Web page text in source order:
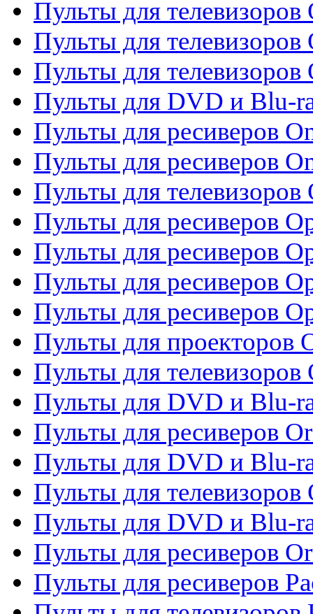
Пульты для телевизоров
Пульты для телевизоров
Пульты для телевизоров
Пульты для DVD и Blu-
Пульты для ресиверов
Пульты для ресиверов
Пульты для телевизоров
Пульты для ресиверов
Пульты для ресиверов
Пульты для ресиверов
Пульты для ресиверов
Пульты для проекторов
Пульты для телевизоров
Пульты для DVD и Blu-
Пульты для ресиверов
Пульты для DVD и Blu-
Пульты для телевизоров
Пульты для DVD и Blu-
Пульты для ресиверов
Пульты для ресиверов